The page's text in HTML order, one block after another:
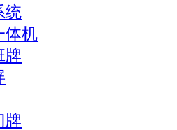
统
体机
牌
牌